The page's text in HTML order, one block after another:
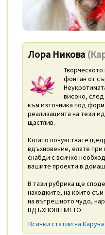
Лора Никова
фонтан от
високо,
към източника под
реализацията на тези
щастлив.
Когато почувствате
вдъхновение, елате при
снабди с всичко
вашите проекти в
В тази рубрика ще
находките, на които
на вътрешното чудо,
ВДЪХНОВЕНИЕТО.
Всички статии на Каруна